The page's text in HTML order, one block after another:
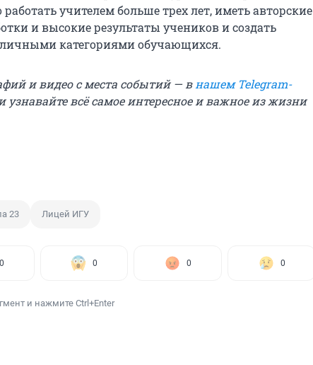
учителем больше трех лет, иметь авторские
и высокие результаты учеников и создать
категориями обучающихся.
и видео с места событий — в нашем Telegram-
узнавайте всё самое интересное и важное из жизни
23 Лицей ИГУ
0 0 0 0
и нажмите Ctrl+Enter